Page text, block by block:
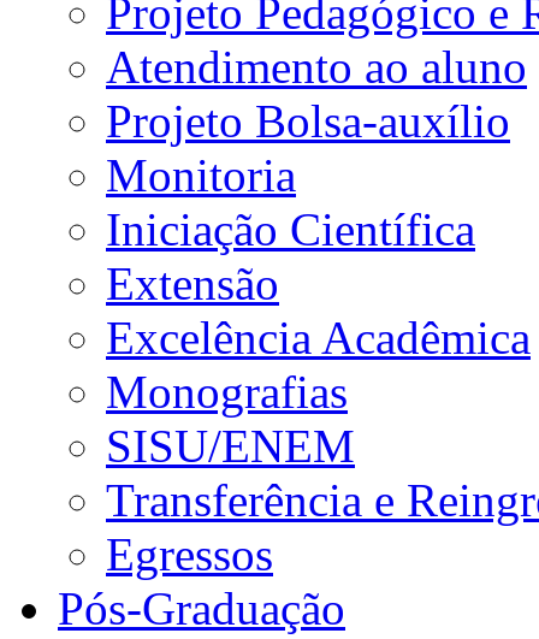
Projeto Pedagógico e
Atendimento ao aluno
Projeto Bolsa-auxílio
Monitoria
Iniciação Científica
Extensão
Excelência Acadêmica
Monografias
SISU/ENEM
Transferência e
Egressos
Pós-Graduação